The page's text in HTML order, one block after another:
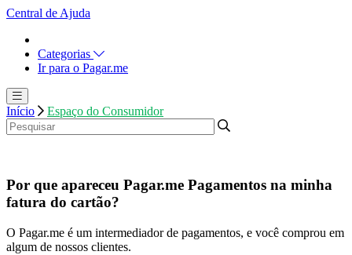
Central de Ajuda
Categorias
Ir para o Pagar.me
Início Espaço do Consumidor
Por que apareceu Pagar.me Pagamentos na minha
fatura do cartão?
O Pagar.me é um intermediador de pagamentos, e você comprou em
algum de nossos clientes.